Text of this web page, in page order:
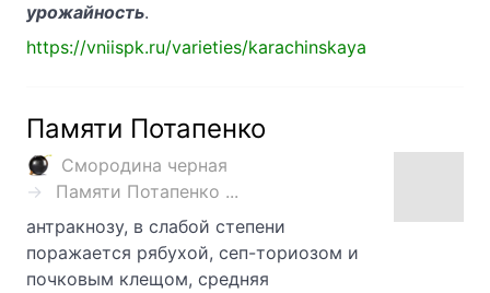
урожайность.
https://vniispk.ru/varieties/karachinskaya
Памяти Потапенко
Смородина черная
Памяти Потапенко ...
антракнозу, в слабой степени
поражается рябухой, сеп-ториозом и
почковым клещом, средняя